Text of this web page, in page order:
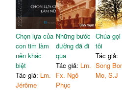
Chọn lựa của
con tim làm
nên khác
biệt
Tác giả: Lm.
Jérôme
Những bước
đường đã đi
qua
Tác giả: Lm.
Fx. Ngô
Phục
Chúa
tôi
Tác giả:
Song
Mo, S.J